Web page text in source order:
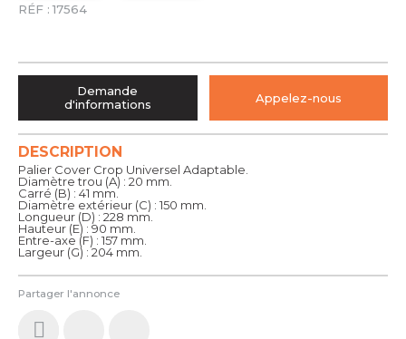
RÉF : 17564
Partager l'annonce
DESCRIPTION
Palier Cover Crop Universel Adaptable.
Diamètre trou (A) : 20 mm.
Carré (B) : 41 mm.
Diamètre extérieur (C) : 150 mm.
Longueur (D) : 228 mm.
Hauteur (E) : 90 mm.
Entre-axe (F) : 157 mm.
Largeur (G) : 204 mm.
Demande
d'informations
Appelez-nous